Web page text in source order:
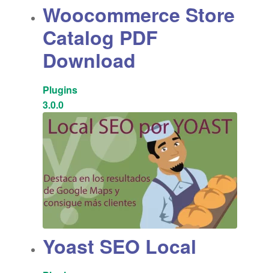
Woocommerce Store
Catalog PDF
Download
Plugins
3.0.0
Yoast SEO Local